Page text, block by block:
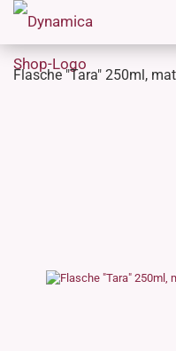
Flasche "Tara" 250ml,